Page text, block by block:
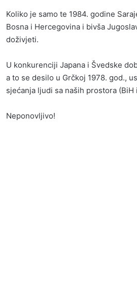
Koliko je samo te 1984. godine
Bosna i Hercegovina i bivša
doživjeti.
U konkurenciji Japana i Švedske
a to se desilo u Grčkoj 1978. god.,
sjećanja ljudi sa naših prostora
Neponovljivo!